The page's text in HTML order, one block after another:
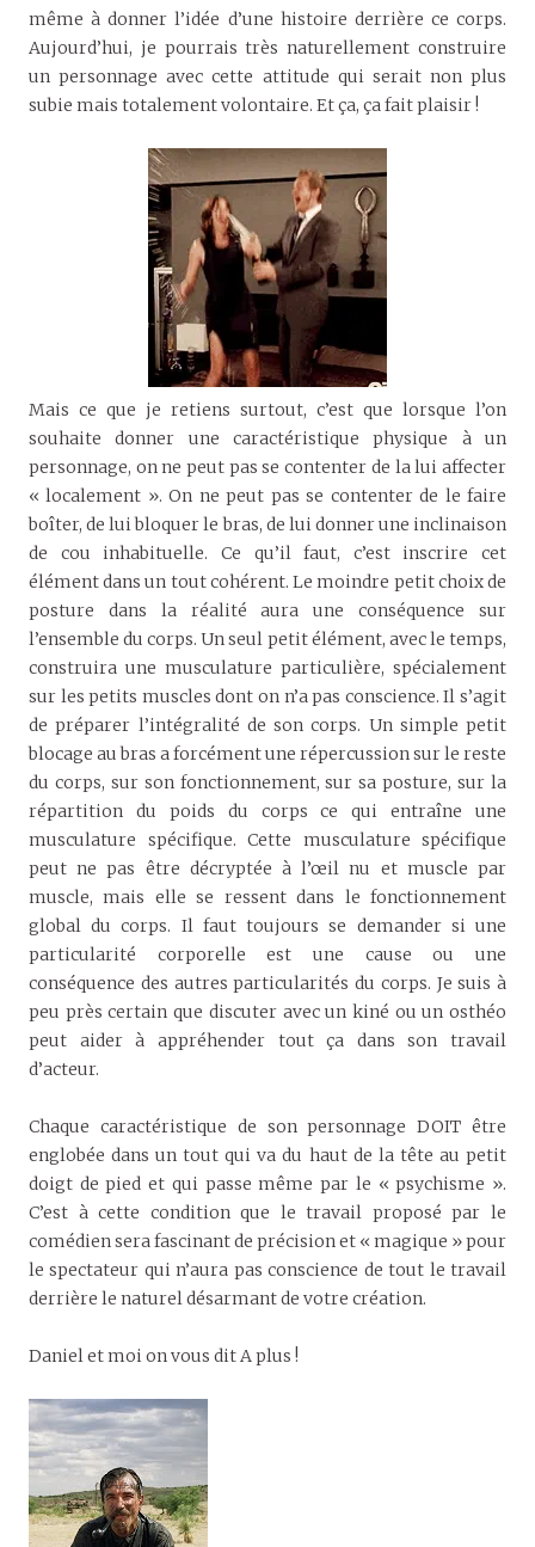
même à donner l’idée d’une histoire derrière ce corps.
Aujourd’hui, je pourrais très naturellement construire
un personnage avec cette attitude qui serait non plus
subie mais totalement volontaire. Et ça, ça fait plaisir !
Mais ce que je retiens surtout, c’est que lorsque l’on
souhaite donner une caractéristique physique à un
personnage, on ne peut pas se contenter de la lui affecter
« localement ». On ne peut pas se contenter de le faire
boîter, de lui bloquer le bras, de lui donner une inclinaison
de cou inhabituelle. Ce qu’il faut, c’est inscrire cet
élément dans un tout cohérent. Le moindre petit choix de
posture dans la réalité aura une conséquence sur
l’ensemble du corps. Un seul petit élément, avec le temps,
construira une musculature particulière, spécialement
sur les petits muscles dont on n’a pas conscience. Il s’agit
de préparer l’intégralité de son corps. Un simple petit
blocage au bras a forcément une répercussion sur le reste
du corps, sur son fonctionnement, sur sa posture, sur la
répartition du poids du corps ce qui entraîne une
musculature spécifique. Cette musculature spécifique
peut ne pas être décryptée à l’œil nu et muscle par
muscle, mais elle se ressent dans le fonctionnement
global du corps. Il faut toujours se demander si une
particularité corporelle est une cause ou une
conséquence des autres particularités du corps. Je suis à
peu près certain que discuter avec un kiné ou un osthéo
peut aider à appréhender tout ça dans son travail
d’acteur.
Chaque caractéristique de son personnage DOIT être
englobée dans un tout qui va du haut de la tête au petit
doigt de pied et qui passe même par le « psychisme ».
C’est à cette condition que le travail proposé par le
comédien sera fascinant de précision et « magique » pour
le spectateur qui n’aura pas conscience de tout le travail
derrière le naturel désarmant de votre création.
Daniel et moi on vous dit A plus !